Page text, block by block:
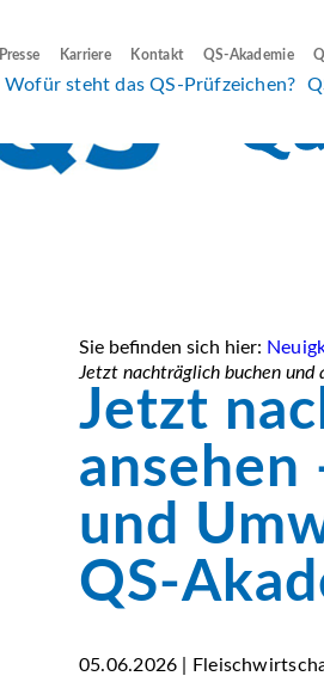
Presse Karriere Kontakt QS-Akademie
Wofür steht das QS-Prüfzeichen?
Sie befinden sich hier:
Jetzt nachträglich buchen und
Jetzt
ansehen
und
QS-
05.06.2026 |